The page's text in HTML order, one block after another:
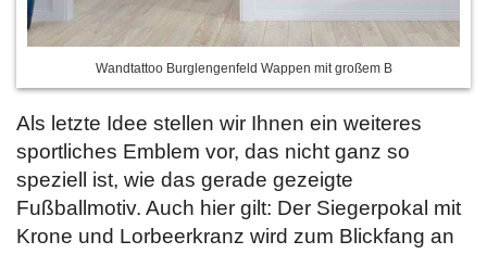
Wandtattoo Burglengenfeld Wappen mit großem B
Als letzte Idee stellen wir Ihnen ein weiteres
sportliches Emblem vor, das nicht ganz so
speziell ist, wie das gerade gezeigte
Fußballmotiv. Auch hier gilt: Der Siegerpokal mit
Krone und Lorbeerkranz wird zum Blickfang an